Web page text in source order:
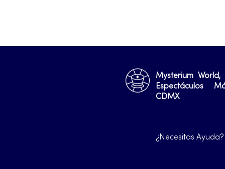
Mysterium
Espectáculos
CDMX
¿Necesitas Ayuda?